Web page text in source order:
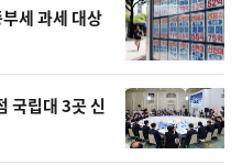
세 과세 대상
국립대 3곳 신